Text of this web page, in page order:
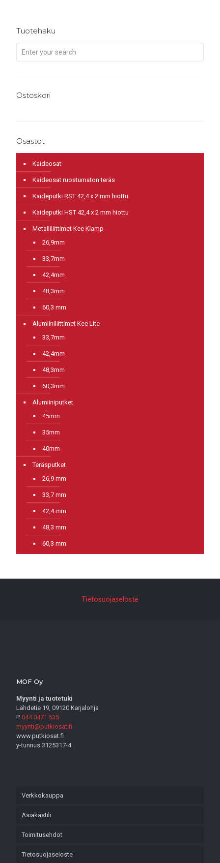
Tuotehaku
Ostoskori
Osastot
Kaideosat
Kaideosat ruostumaton teräs
Kaideputki RST 42,4 x 2 mm hiottu
Kaideputki HST 42,4 x 2 mm hiottu
Metalliliittimet Kee Klamp
26,9mm
33,7mm
42,4mm
48,3mm
60,3 mm
Alumiiniliittimet Kee Lite
33,7mm
42,4mm
48,3mm
60,3mm
Alumiiniputket
45mm
35mm
40mm
Teräsputket
26,9 mm
33,7 mm
42,4 mm
48,3 mm
60,3 mm
Tietosuojaseloste
MOF Oy
Myynti ja tuotetuki
Lähdetie 19, 09120 Karjalohja
P. 044 0471 535
myynti@putkiosat.fi
www.putkiosat.fi
y-tunnus 3125317-4
Verkkokauppa
Asiakastili
Toimitusehdot
Tietosuojaseloste